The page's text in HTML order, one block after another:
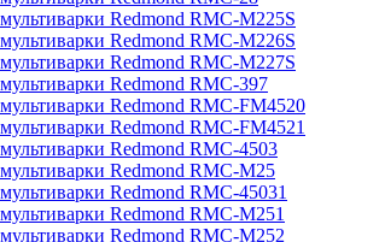
Redmond RMC-M225S
Redmond RMC-M226S
Redmond RMC-M227S
Redmond RMC-397
Redmond RMC-FM4520
Redmond RMC-FM4521
Redmond RMC-4503
Redmond RMC-M25
Redmond RMC-45031
Redmond RMC-M251
Redmond RMC-M252